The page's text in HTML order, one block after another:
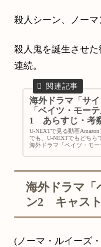
殺人シーン、ノーマ
殺人鬼を誕生させ
連続。
海外ドラマ「サ
「ベイツ・モー
1 あらすじ・考
U-NEXTで見る動画
でも、U-NEXTでもどちら
海外ドラマ「ベイツ・モ
イコキラーはこうして誕
海外ドラマ「
ン2 キャスト
(ノーマ・ルイーズ